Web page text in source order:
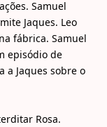
Samuel
Jaques. Leo
fábrica. Samuel
episódio de
a Jaques sobre o
Rosa.